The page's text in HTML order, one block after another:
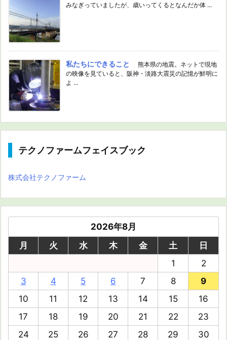
みなぎっていましたが、歳いってくるとなんだか体 ...
私たちにできること
熊本県の地震。ネットで現地
の映像を見ていると、阪神・淡路大震災の記憶が鮮明に
よ ...
テクノファームフェイスブック
株式会社テクノファーム
2026年8月
月
火 水 木 金 土
日
1
2
3
4 5 6 7 8
9
10
11 12 13 14 15
16
17
18 19 20 21 22
23
24
25 26 27 28 29
30